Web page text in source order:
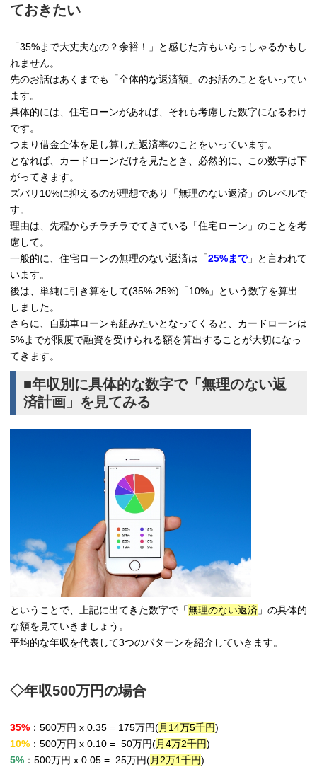
ておきたい
「35%まで大丈夫なの？余裕！」と感じた方もいらっしゃるかもし
れません。
先のお話はあくまでも「全体的な返済額」のお話のことをいってい
ます。
具体的には、住宅ローンがあれば、それも考慮した数字になるわけ
です。
つまり借金全体を足し算した返済率のことをいっています。
となれば、カードローンだけを見たとき、必然的に、この数字は下
がってきます。
ズバリ10%に抑えるのが理想であり「無理のない返済」のレベルで
す。
理由は、先程からチラチラでてきている「住宅ローン」のことを考
慮して。
一般的に、住宅ローンの無理のない返済は「25%まで」と言われて
います。
後は、単純に引き算をして(35%-25%)「10%」という数字を算出
しました。
さらに、自動車ローンも組みたいとなってくると、カードローンは
5%までが限度で融資を受けられる額を算出することが大切になっ
てきます。
■年収別に具体的な数字で「無理のない返
済計画」を見てみる
ということで、上記に出てきた数字で「無理のない返済 」の具体的
な額を見ていきましょう。
平均的な年収を代表して3つのパターンを紹介していきます。
◇年収500万円の場合
35% ：500万円 x 0.35 = 175万円(月14万5千円)
10% ：500万円 x 0.10 = 50万円(月4万2千円)
5% ：500万円 x 0.05 = 25万円(月2万1千円)